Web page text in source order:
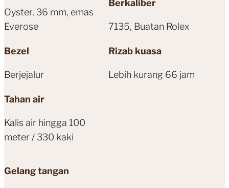
Oyster, 36 mm, emas
Everose
Bezel
Berjejalur
Tahan air
Kalis air hingga 100
meter / 330 kaki
Berkaliber
7135, Buatan Rolex
Rizab kuasa
Lebih kurang 66 jam
Gelang tangan